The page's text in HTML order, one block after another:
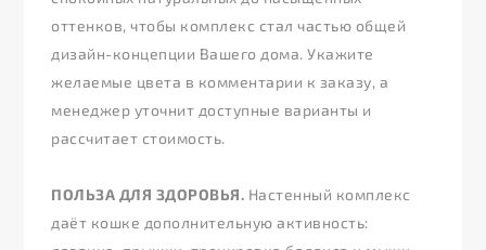
оттенков, чтобы комплекс стал частью общей
дизайн-концепции Вашего дома. Укажите
желаемые цвета в комментарии к заказу, а
менеджер уточнит доступные варианты и
рассчитает стоимость.
ПОЛЬЗА ДЛЯ ЗДОРОВЬЯ. Настенный комплекс
даёт кошке дополнительную активность: